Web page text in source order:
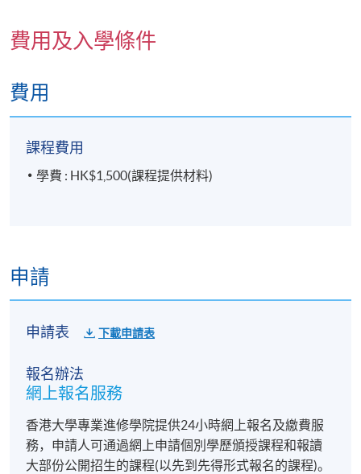
費用及入學條件
費用
課程費用
學費 : HK$1,500(課程提供材料)
申請
申請表 下載申請表
報名辦法
網上報名服務
香港大學專業進修學院提供24小時網上報名及繳費服
務，申請人可通過網上申請個別學歷頒授課程和報讀
大部份公開招生的課程(以先到先得形式報名的課程)。